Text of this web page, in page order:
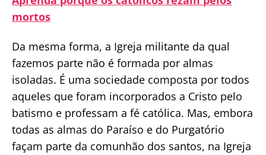
mortos
Da mesma forma, a Igreja militante da qual
fazemos parte não é formada por almas
isoladas. É uma sociedade composta por todos
aqueles que foram incorporados a Cristo pelo
batismo e professam a fé católica. Mas, embora
todas as almas do Paraíso e do Purgatório
façam parte da comunhão dos santos, na Igreja